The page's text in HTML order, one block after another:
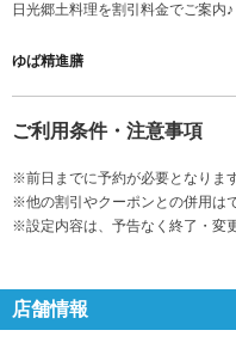
日光郷土料理を割引料金でご案内♪
ゆば精進膳
ご利用条件・注意事項
※前日までに予約が必要となります
※他の割引やクーポンとの併用は
※設定内容は、予告なく終了・変
店舗情報